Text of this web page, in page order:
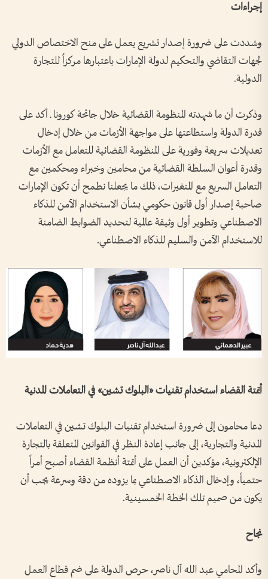
إجراءات
وشددت على ضرورة إصدار تشريع يعمل على منح الاختصاص الدولي
لجهات التقاضي والتحكيم لدولة الإمارات باعتبارها مركزاً للتجارة
الدولية.
وذكرت أن ما شهدته المنظومة القضائية خلال جائحة كورونا ـ أكد على
قدرة الدولة واستطاعتها على مواجهة الأزمات من خلال إدخال
تعديلات سريعة وفورية على المنظومة القضائية للتعامل مع الأزمات
وقدرة أعوان السلطة القضائية من محامين وخبراء ومحكمين مع
التعامل السريع مع المتغيرات، ذلك ما يجعلنا نطمح أن تكون الإمارات
صاحبة إصدار أول قانون حكومي بشأن الاستخدام الآمن للذكاء
الاصطناعي وتطوير أول وثيقة عالمية لتحديد الضوابط الضامنة
للاستخدام الآمن والسليم للذكاء الاصطناعي.
أتمتة القضاء استخدام تقنيات «البلوك تشين» في التعاملات المدنية
دعا محامون إلى ضرورة استخدام تقنيات البلوك تشين في التعاملات
المدنية والتجارية، إلى جانب إعادة النظر في القوانين المتعلقة بالتجارة
الإلكترونية، مؤكدين أن العمل على أتمتة أنظمة القضاء أصبح أمراً
حتمياً، وإدخال الذكاء الاصطناعي بما يزوده من دقة وسرعة يجب أن
يكون من صميم تلك الخطة الخمسينية.
نجاح
وأكد المحامي عبد الله آل ناصر، حرص الدولة على ضم قطاع العمل